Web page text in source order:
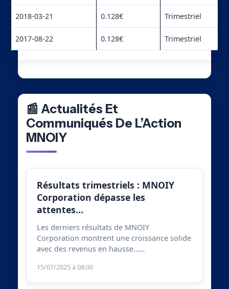
2018-03-21 0.128€ Trimestriel
2017-08-22 0.128€ Trimestriel
📰 Actualités Et
Communiqués De L’Action
MNOIY
Résultats trimestriels : MNOIY
Corporation dépasse les
attentes…
Les derniers résultats de MNOIY
Corporation montrent une croissance solide
avec des revenus en hausse……
15/07/2025 à 08:00